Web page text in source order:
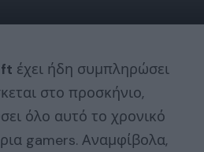
έχει ήδη συμπληρώσει
στο προσκήνιο,
όλο αυτό το χρονικό
gamers. Αναμφίβολα,